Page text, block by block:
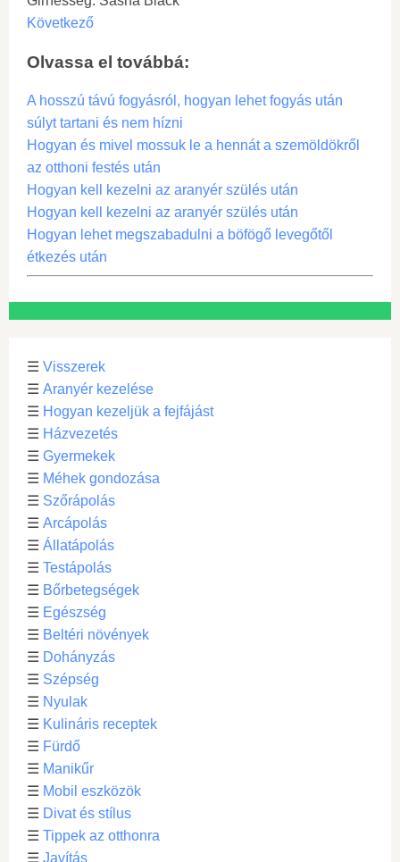
Következő
Olvassa el továbbá:
A hosszú távú fogyásról, hogyan lehet fogyás után
súlyt tartani és nem hízni
Hogyan és mivel mossuk le a hennát a szemöldökről
az otthoni festés után
Hogyan kell kezelni az aranyér szülés után
Hogyan kell kezelni az aranyér szülés után
Hogyan lehet megszabadulni a böfögő levegőtől
étkezés után
☰ Visszerek
☰ Aranyér kezelése
☰ Hogyan kezeljük a fejfájást
☰ Házvezetés
☰ Gyermekek
☰ Méhek gondozása
☰ Szőrápolás
☰ Arcápolás
☰ Állatápolás
☰ Testápolás
☰ Bőrbetegségek
☰ Egészség
☰ Beltéri növények
☰ Dohányzás
☰ Szépség
☰ Nyulak
☰ Kulináris receptek
☰ Fürdő
☰ Manikűr
☰ Mobil eszközök
☰ Divat és stílus
☰ Tippek az otthonra
☰ Javítás